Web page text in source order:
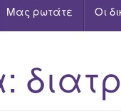
Μας ρωτάτε Οι